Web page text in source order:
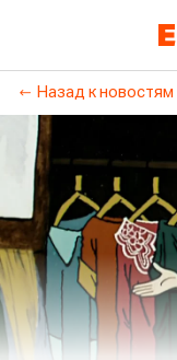
Назад к новостям